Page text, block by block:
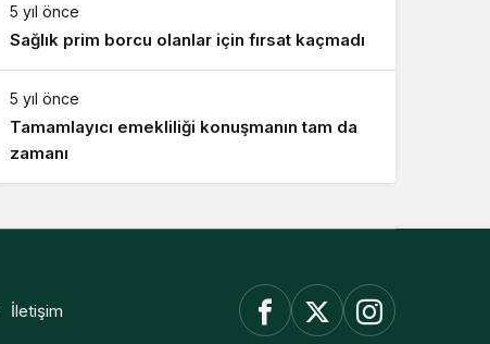
5 yıl önce
Sağlık prim borcu olanlar için fırsat kaçmadı
5 yıl önce
Tamamlayıcı emekliliği konuşmanın tam da
zamanı
İletişim